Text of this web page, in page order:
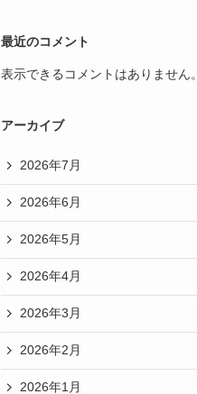
最近のコメント
表示できるコメントはありません。
アーカイブ
2026年7月
2026年6月
2026年5月
2026年4月
2026年3月
2026年2月
2026年1月